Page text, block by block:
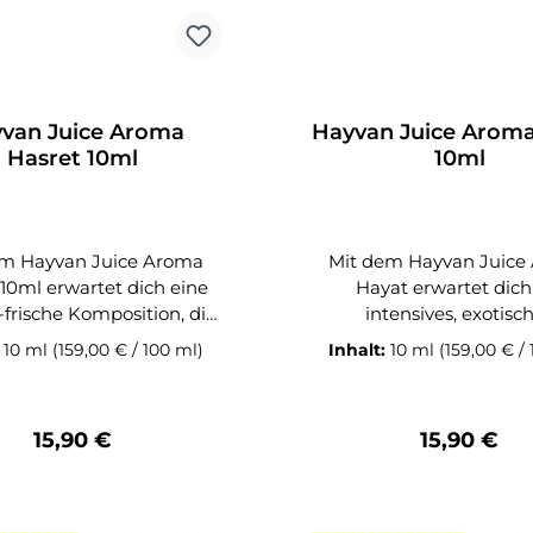
1x Hayvan Juice
Hayvan Juice Aroma
Juice Aroma
Hasret 10ml
Hayvan Juice Aroma
erwartet dich eine
Komposition, die
auf mehr macht. Das
saftige Beeren mit
Geschmacksprofil. Die
10 ml (159,00 € / 100 ml)
Regulärer Preis:
15,90 €
Hayvan Juice
10ml
Mit dem Hayvan Juice
Hayat erwartet
intensives,
Geschmackserlebnis
typischen Hayvan-Stil.
belebenden Note und
Inhalt:10 ml (159,00 € /
Regulärer
15,90 €